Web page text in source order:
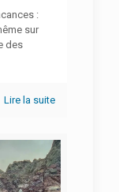
:
sur
des
Lire la suite